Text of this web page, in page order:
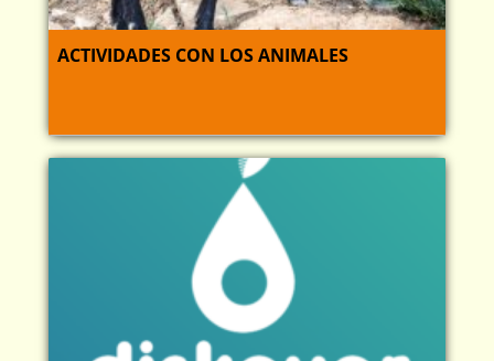
ACTIVIDADES CON LOS ANIMALES